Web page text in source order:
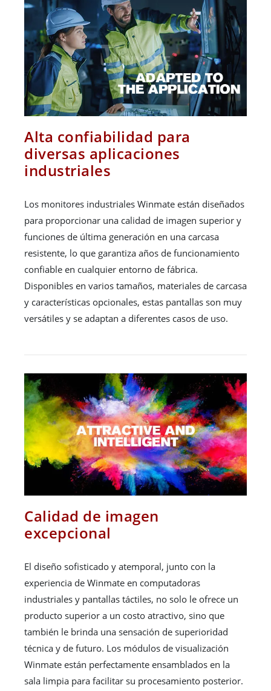
Alta confiabilidad para
diversas aplicaciones
industriales
Los monitores industriales Winmate están diseñados
para proporcionar una calidad de imagen superior y
funciones de última generación en una carcasa
resistente, lo que garantiza años de funcionamiento
confiable en cualquier entorno de fábrica.
Disponibles en varios tamaños, materiales de carcasa
y características opcionales, estas pantallas son muy
versátiles y se adaptan a diferentes casos de uso.
Calidad de imagen
excepcional
El diseño sofisticado y atemporal, junto con la
experiencia de Winmate en computadoras
industriales y pantallas táctiles, no solo le ofrece un
producto superior a un costo atractivo, sino que
también le brinda una sensación de superioridad
técnica y de futuro. Los módulos de visualización
Winmate están perfectamente ensamblados en la
sala limpia para facilitar su procesamiento posterior.